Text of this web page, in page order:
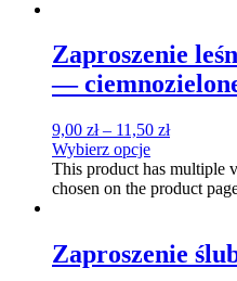
Zaproszenie
—
9,00 zł– 11,50 zł
Wybierz opcje
This product has multiple
chosen on the product
Zaproszenie